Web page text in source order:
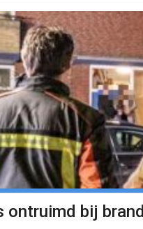
bij brand